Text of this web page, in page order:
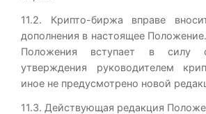
11.2. Крипто-биржа вправе
дополнения в настоящее
Положения вступает в
утверждения руководителем
иное не предусмотрено новой
11.3. Действующая редакция